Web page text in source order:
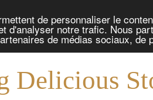
de personnaliser le
d'analyser notre trafic. Nous
de médias sociaux, de
Delicious